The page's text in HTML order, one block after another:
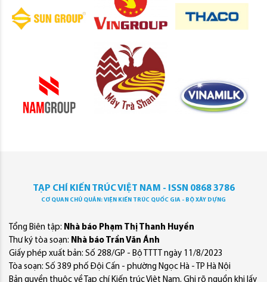
TẠP CHÍ KIẾN TRÚC VIỆT NAM - ISSN 0868 3786
CƠ QUAN CHỦ QUẢN: VIỆN KIẾN TRÚC QUỐC GIA - BỘ XÂY DỰNG
Tổng Biên tập: Nhà báo Phạm Thị Thanh Huyền
Thư ký tòa soạn: Nhà báo Trần Văn Ánh
Giấy phép xuất bản: Số 288/GP - Bộ TTTT ngày 11/8/2023
Tòa soạn: Số 389 phố Đội Cấn - phường Ngọc Hà - TP Hà Nội
Bản quyền thuộc về Tạp chí Kiến trúc Việt Nam. Ghi rõ nguồn khi lấy